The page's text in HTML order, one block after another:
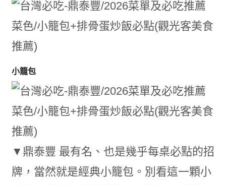
小籠包
▼鼎泰豐 最有名、也是幾乎每桌必點的招
牌，當然就是經典小籠包。別看這一顆小